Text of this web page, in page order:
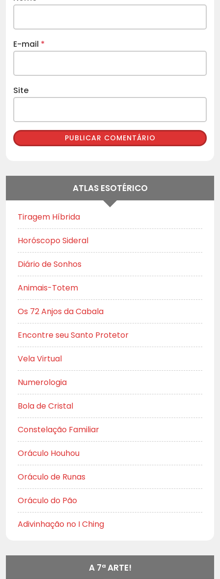
E-mail *
Site
ATLAS ESOTÉRICO
Tiragem Híbrida
Horóscopo Sideral
Diário de Sonhos
Animais-Totem
Os 72 Anjos da Cabala
Encontre seu Santo Protetor
Vela Virtual
Numerologia
Bola de Cristal
Constelação Familiar
Oráculo Houhou
Oráculo de Runas
Oráculo do Pão
Adivinhação no I Ching
A 7ª ARTE!